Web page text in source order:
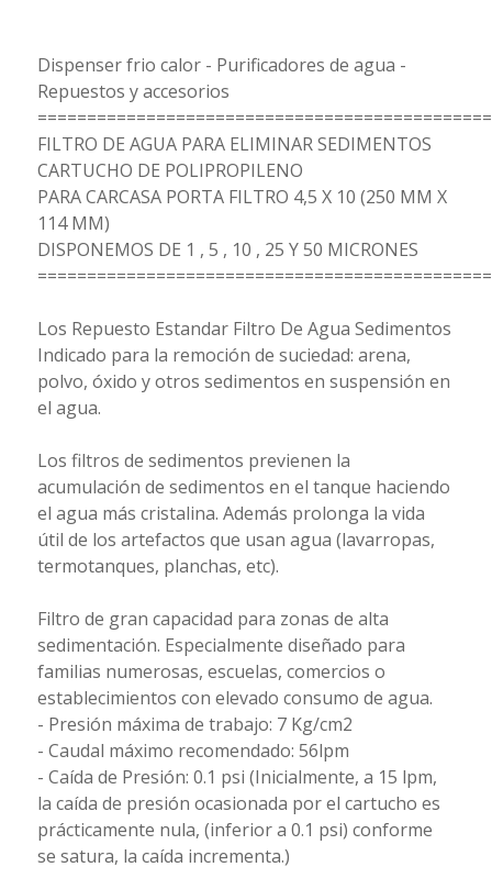
Dispenser frio calor - Purificadores de agua -
Repuestos y accesorios
FILTRO DE AGUA PARA ELIMINAR SEDIMENTOS
CARTUCHO DE POLIPROPILENO
PARA CARCASA PORTA FILTRO 4,5 X 10 (250 MM X
114 MM)
DISPONEMOS DE 1 , 5 , 10 , 25 Y 50 MICRONES
Los Repuesto Estandar Filtro De Agua Sedimentos
Indicado para la remoción de suciedad: arena,
polvo, óxido y otros sedimentos en suspensión en
el agua.
Los filtros de sedimentos previenen la
acumulación de sedimentos en el tanque haciendo
el agua más cristalina. Además prolonga la vida
útil de los artefactos que usan agua (lavarropas,
termotanques, planchas, etc).
Filtro de gran capacidad para zonas de alta
sedimentación. Especialmente diseñado para
familias numerosas, escuelas, comercios o
establecimientos con elevado consumo de agua.
- Presión máxima de trabajo: 7 Kg/cm2
- Caudal máximo recomendado: 56lpm
- Caída de Presión: 0.1 psi (Inicialmente, a 15 lpm,
la caída de presión ocasionada por el cartucho es
prácticamente nula, (inferior a 0.1 psi) conforme
se satura, la caída incrementa.)